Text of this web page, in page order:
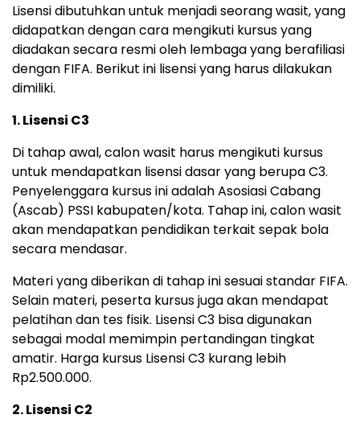
Lisensi dibutuhkan untuk menjadi seorang wasit, yang
didapatkan dengan cara mengikuti kursus yang
diadakan secara resmi oleh lembaga yang berafiliasi
dengan FIFA. Berikut ini lisensi yang harus dilakukan
dimiliki.
1. Lisensi C3
Di tahap awal, calon wasit harus mengikuti kursus
untuk mendapatkan lisensi dasar yang berupa C3.
Penyelenggara kursus ini adalah Asosiasi Cabang
(Ascab) PSSI kabupaten/kota. Tahap ini, calon wasit
akan mendapatkan pendidikan terkait sepak bola
secara mendasar.
Materi yang diberikan di tahap ini sesuai standar FIFA.
Selain materi, peserta kursus juga akan mendapat
pelatihan dan tes fisik. Lisensi C3 bisa digunakan
sebagai modal memimpin pertandingan tingkat
amatir. Harga kursus Lisensi C3 kurang lebih
Rp2.500.000.
2. Lisensi C2